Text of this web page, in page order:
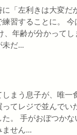
「左利きは大変だ
習することに。
、年齢が分かって
だ...
まう息子が、唯一
てレジで並んでい
。 手がおぼつか
せん...